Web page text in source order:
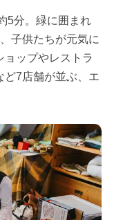
5分。緑に囲まれ
子供たちが元気に
ョップやレストラ
ど7店舗が並ぶ、エ